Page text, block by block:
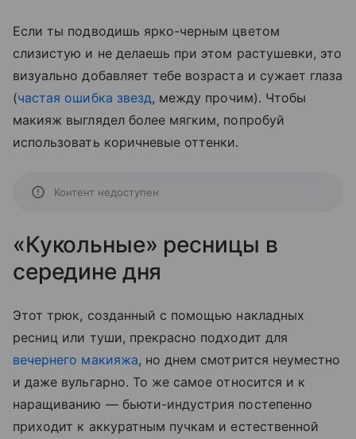
Если ты подводишь ярко-черным цветом
слизистую и не делаешь при этом растушевки, это
визуально добавляет тебе возраста и сужает глаза
(частая ошибка звезд, между прочим). Чтобы
макияж выглядел более мягким, попробуй
использовать коричневые оттенки.
Контент недоступен
«Кукольные» ресницы в
середине дня
Этот трюк, созданный с помощью накладных
ресниц или туши, прекрасно подходит для
вечернего макияжа, но днем смотрится неуместно
и даже вульгарно. То же самое относится и к
наращиванию — бьюти-индустрия постепенно
приходит к аккуратным пучкам и естественной